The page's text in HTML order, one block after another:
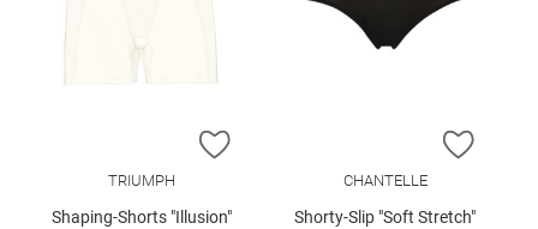
ZUR WUNSCHLISTE HINZUFÜGEN
TRIUMPH
Shaping-Shorts "Illusion"
ZUR
CHANTELLE
Shorty-Slip "Soft Stretch"